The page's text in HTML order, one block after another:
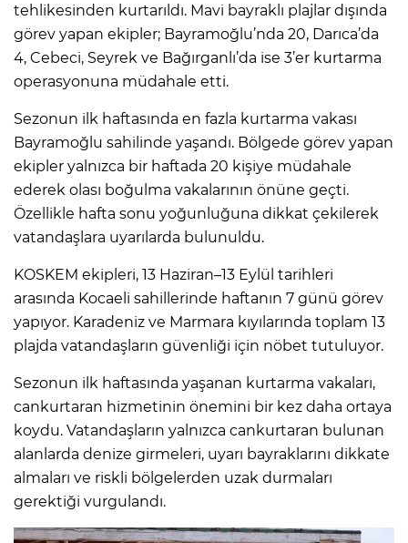
tehlikesinden kurtarıldı. Mavi bayraklı plajlar dışında
görev yapan ekipler; Bayramoğlu’nda 20, Darıca’da
4, Cebeci, Seyrek ve Bağırganlı’da ise 3’er kurtarma
operasyonuna müdahale etti.
Sezonun ilk haftasında en fazla kurtarma vakası
Bayramoğlu sahilinde yaşandı. Bölgede görev yapan
ekipler yalnızca bir haftada 20 kişiye müdahale
ederek olası boğulma vakalarının önüne geçti.
Özellikle hafta sonu yoğunluğuna dikkat çekilerek
vatandaşlara uyarılarda bulunuldu.
KOSKEM ekipleri, 13 Haziran–13 Eylül tarihleri
arasında Kocaeli sahillerinde haftanın 7 günü görev
yapıyor. Karadeniz ve Marmara kıyılarında toplam 13
plajda vatandaşların güvenliği için nöbet tutuluyor.
Sezonun ilk haftasında yaşanan kurtarma vakaları,
cankurtaran hizmetinin önemini bir kez daha ortaya
koydu. Vatandaşların yalnızca cankurtaran bulunan
alanlarda denize girmeleri, uyarı bayraklarını dikkate
almaları ve riskli bölgelerden uzak durmaları
gerektiği vurgulandı.